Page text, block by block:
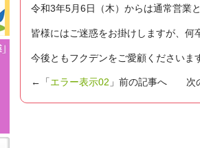
令和3年5月6日（木）からは通常営業と
皆様にはご迷惑をお掛けしますが、何
今後ともフクデンをご愛顧くださいま
←「エラー表示02 」前の記事へ 次